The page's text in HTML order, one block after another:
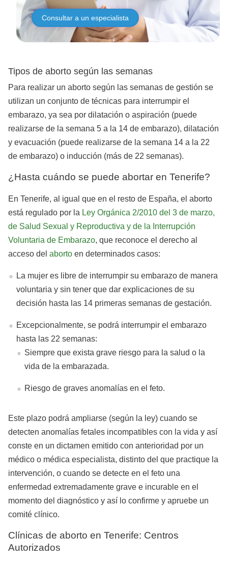
Consultar a un especialista
Tipos de aborto según las semanas
Para realizar un aborto según las semanas de gestión se
utilizan un conjunto de técnicas para interrumpir el
embarazo, ya sea por dilatación o aspiración (puede
realizarse de la semana 5 a la 14 de embarazo), dilatación
y evacuación (puede realizarse de la semana 14 a la 22
de embarazo) o inducción (más de 22 semanas).
¿Hasta cuándo se puede abortar en Tenerife?
En Tenerife, al igual que en el resto de España, el aborto
está regulado por la Ley Orgánica 2/2010 del 3 de marzo,
de Salud Sexual y Reproductiva y de la Interrupción
Voluntaria de Embarazo, que reconoce el derecho al
acceso del aborto en determinados casos:
La mujer es libre de interrumpir su embarazo de manera
voluntaria y sin tener que dar explicaciones de su
decisión hasta las 14 primeras semanas de gestación.
Excepcionalmente, se podrá interrumpir el embarazo
hasta las 22 semanas:
Siempre que exista grave riesgo para la salud o la
vida de la embarazada.
Riesgo de graves anomalías en el feto.
Este plazo podrá ampliarse (según la ley) cuando se
detecten anomalías fetales incompatibles con la vida y así
conste en un dictamen emitido con anterioridad por un
médico o médica especialista, distinto del que practique la
intervención, o cuando se detecte en el feto una
enfermedad extremadamente grave e incurable en el
momento del diagnóstico y así lo confirme y apruebe un
comité clínico.
Clínicas de aborto en Tenerife: Centros
Autorizados